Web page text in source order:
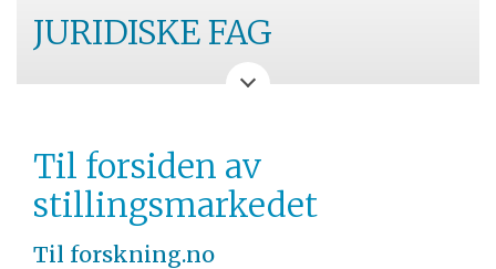
JURIDISKE FAG
ØSTLANDET
Til forsiden av
stillingsmarkedet
Til forskning.no